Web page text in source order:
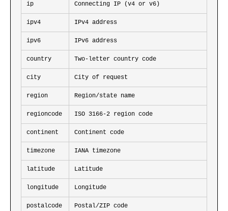
ip Connecting IP (v4 or v6)
ipv4 IPv4 address
ipv6 IPv6 address
country Two-letter country code
city City of request
region Region/state name
regioncode ISO 3166-2 region code
continent Continent code
timezone IANA timezone
latitude Latitude
longitude Longitude
postalcode Postal/ZIP code